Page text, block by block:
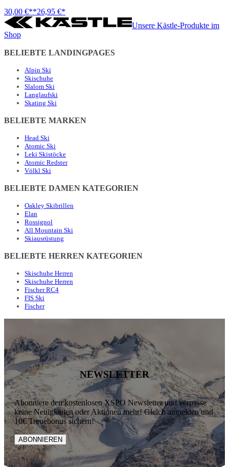
30,00 €**26,95 €*
Unsere Kästle-Produkte im
Shop
BELIEBTE LANDINGPAGES
Alpin Ski
Skischuhe
Slalom Ski
Langlaufski
Skating Ski
BELIEBTE MARKEN
Head Ski
Atomic Ski
Leki Skistöcke
Atomic Redster
Völkl Ski
BELIEBTE DAMEN KATEGORIEN
Oakley Skibrillen
Elan
Rossignol
All Mountain Ski
Skiausrüstung
BELIEBTE HERREN KATEGORIEN
Skischuhe Herren
Skischuhe Herren
Fischer RC4
FIS Ski
Fischer
NEWSLETTER
Abonniere den kostenlosen XSPO Newsletter und verpasse
keine Neuigkeiten oder Aktionen mehr! Gleich anmelden und
10€ Treuebonus sichern!
ABONNIEREN